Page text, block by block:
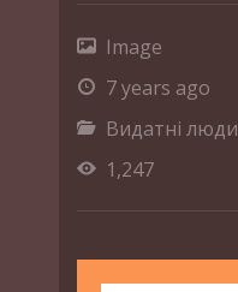
Image
7 years ago
Видатні люди
1,247